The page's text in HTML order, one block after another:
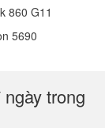
860 G11
5690
trong